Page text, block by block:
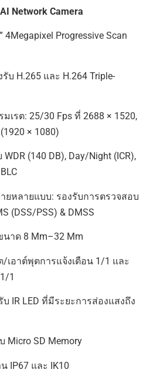
Network Camera
Progressive Scan
บ H.265 และ H.264 Triple-
เรต: 25/30 Fps ที่ 2688 × 1520,
× 1080)
(140 DB), Day/Night (ICR),
ยหลายแบบ: รองรับการตรวจสอบ
(DSS/PSS) & DMSS
นาด 8 Mm–32 Mm
เอาต์พุตการแจ้งเตือน 1/1 และ
1
บ IR LED ที่มีระยะการส่องแสงถึง
Micro SD Memory
IP67 และ IK10